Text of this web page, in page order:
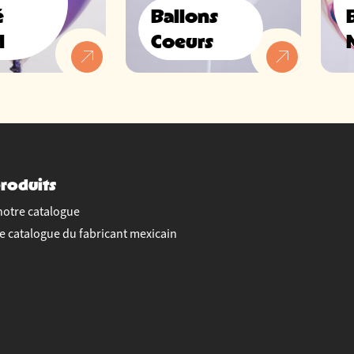
Ballons
Coeurs
catalogue
catalogue du fabricant mexicain